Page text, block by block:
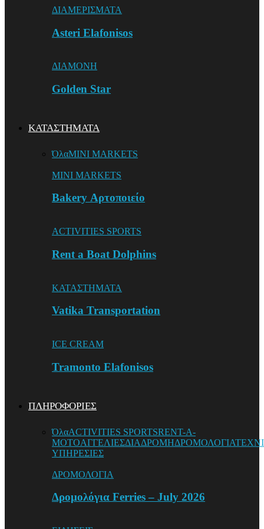
ΔΙΑΜΕΡΙΣΜΑΤΑ
Asteri Elafonisos
ΔΙΑΜΟΝΗ
Golden Star
ΚΑΤΑΣΤΗΜΑΤΑ
ΌλαMINI MARKETS
MINI MARKETS
Bakery Αρτοποιείο
ACTIVITIES SPORTS
Rent a Boat Dolphins
ΚΑΤΑΣΤΗΜΑΤΑ
Vatika Transportation
ICE CREAM
Tramonto Elafonisos
ΠΛΗΡΟΦΟΡΙΕΣ
ΌλαACTIVITIES SPORTSRENT-A-
MOTOΑΓΓΕΛΙΕΣΔΙΑΔΡΟΜΗΔΡΟΜΟΛΟΓΙΑ
ΥΠΗΡΕΣΙΕΣ
ΔΡΟΜΟΛΟΓΙΑ
Δρομολόγια Ferries – July 2026